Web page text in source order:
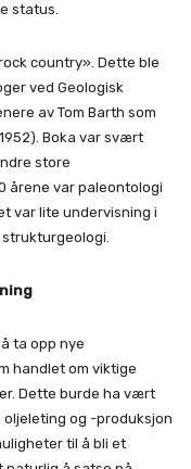
status.
country». Dette ble
ved Geologisk
av Tom Barth som
Boka var svært
store
årene var paleontologi
var lite undervisning i
strukturgeologi.
ta opp nye
handlet om viktige
Dette burde ha vært
oljeleting og -produksjon
til å bli et